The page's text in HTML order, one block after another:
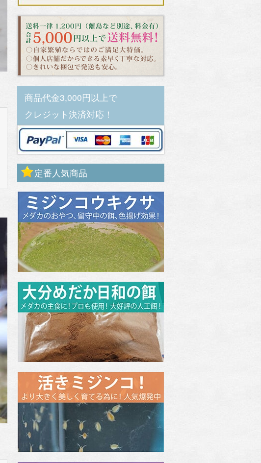
商品代金3,000円以上で
クレジット決済対応！
定番人気商品